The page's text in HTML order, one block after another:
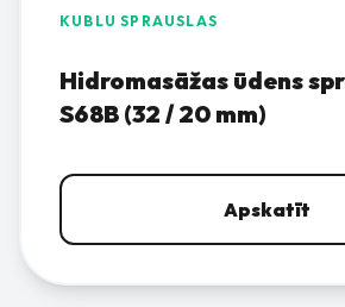
KUBLU SPRAUSLAS
Hidromasāžas ūdens
S68B (32 / 20 mm)
Apskatīt